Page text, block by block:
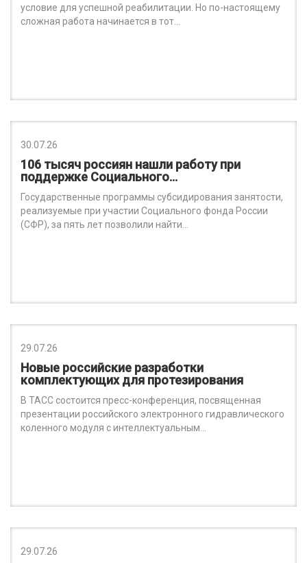
условие для успешной реабилитации. Но по-настоящему
сложная работа начинается в тот…
30.07.26
106 тысяч россиян нашли работу при
поддержке Социального…
Государственные программы субсидирования занятости,
реализуемые при участии Социального фонда России
(СФР), за пять лет позволили найти…
29.07.26
Новые российские разработки
комплектующих для протезирования
В ТАСС состоится пресс-конференция, посвященная
презентации российского электронного гидравлического
коленного модуля с интеллектуальным…
29.07.26